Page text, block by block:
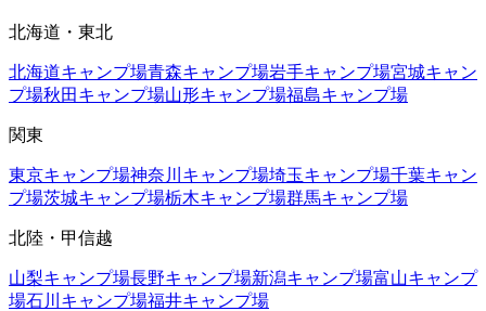
北海道・東北
北海道キャンプ場青森キャンプ場岩手キャンプ場宮城キャン
プ場秋田 キャンプ場山形キャンプ場福島キャンプ場
関東
東京キャンプ場神奈川 キャンプ場埼玉キャンプ場千葉キャン
プ場茨城キャンプ場栃木キャンプ場群馬キャンプ場
北陸・甲信越
山梨キャンプ場長野キャンプ場新潟キャンプ場富山キャンプ
場石川 キャンプ場福井キャンプ場